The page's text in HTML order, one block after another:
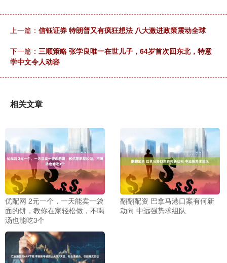
上一篇： 信钰证券 特朗普又有疯狂想法 八大激进政策震动全球
下一篇： 三顺策略 张学良唯一在世儿子，64岁首次回东北，特意
学中文令人动容
相关文章
优配网 2元一个，一天能卖一袋
面的饼，教你在家轻松做，不喝
汤也能吃3个
翻翻配资 巴拿马港口案有何新
动向 中远强势求组队